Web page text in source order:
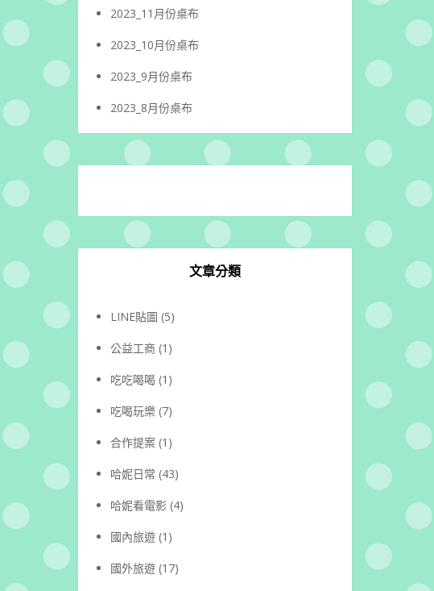
2023_11月份桌布
2023_10月份桌布
2023_9月份桌布
2023_8月份桌布
文章分類
LINE貼圖 (5)
公益工商 (1)
吃吃喝喝 (1)
吃喝玩樂 (7)
合作提案 (1)
哈妮日常 (43)
哈妮看電影 (4)
國內旅遊 (1)
國外旅遊 (17)